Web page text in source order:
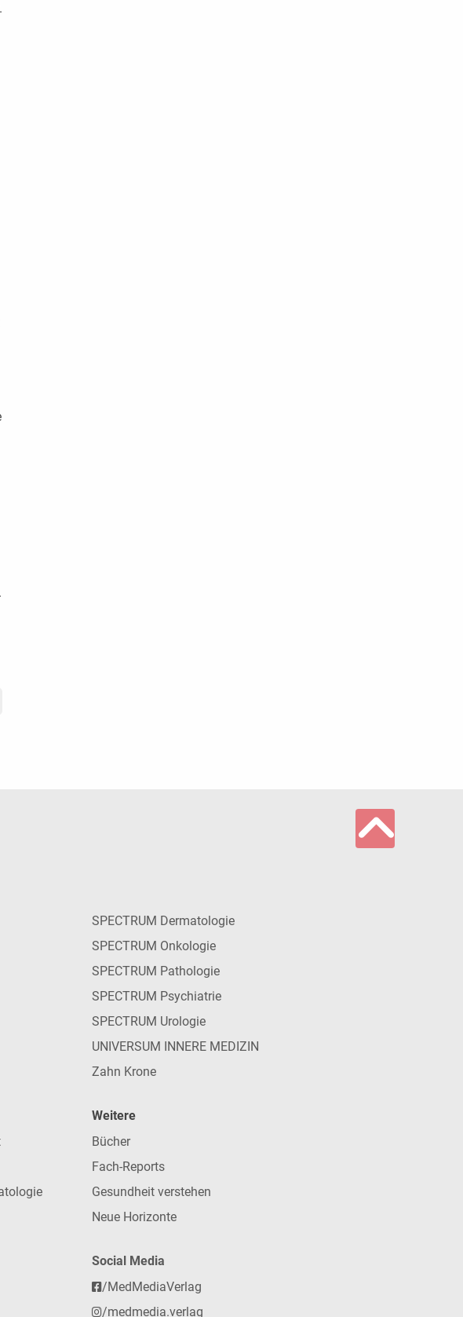
SPECTRUM Dermatologie
SPECTRUM Onkologie
SPECTRUM Pathologie
SPECTRUM Psychiatrie
SPECTRUM Urologie
UNIVERSUM INNERE MEDIZIN
Zahn Krone
Weitere
Bücher
Fach-Reports
Gesundheit verstehen
Neue Horizonte
Social Media
/MedMediaVerlag
/medmedia.verlag